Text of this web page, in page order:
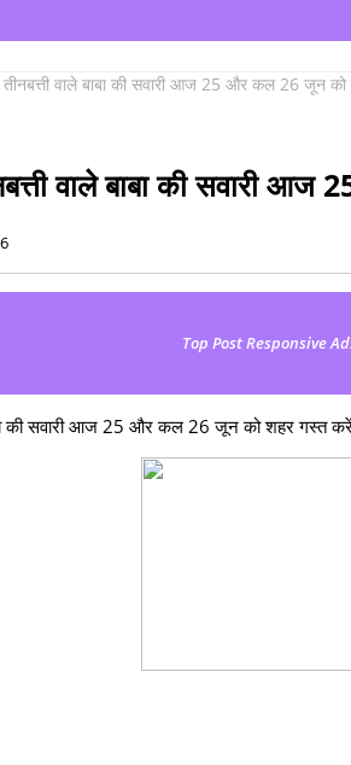
तीनबत्ती वाले बाबा की सवारी आज 25 और कल 26 जून
वाले बाबा की सवारी
Top Post Responsive
की सवारी आज 25 और कल 26 जून को शहर गस्त